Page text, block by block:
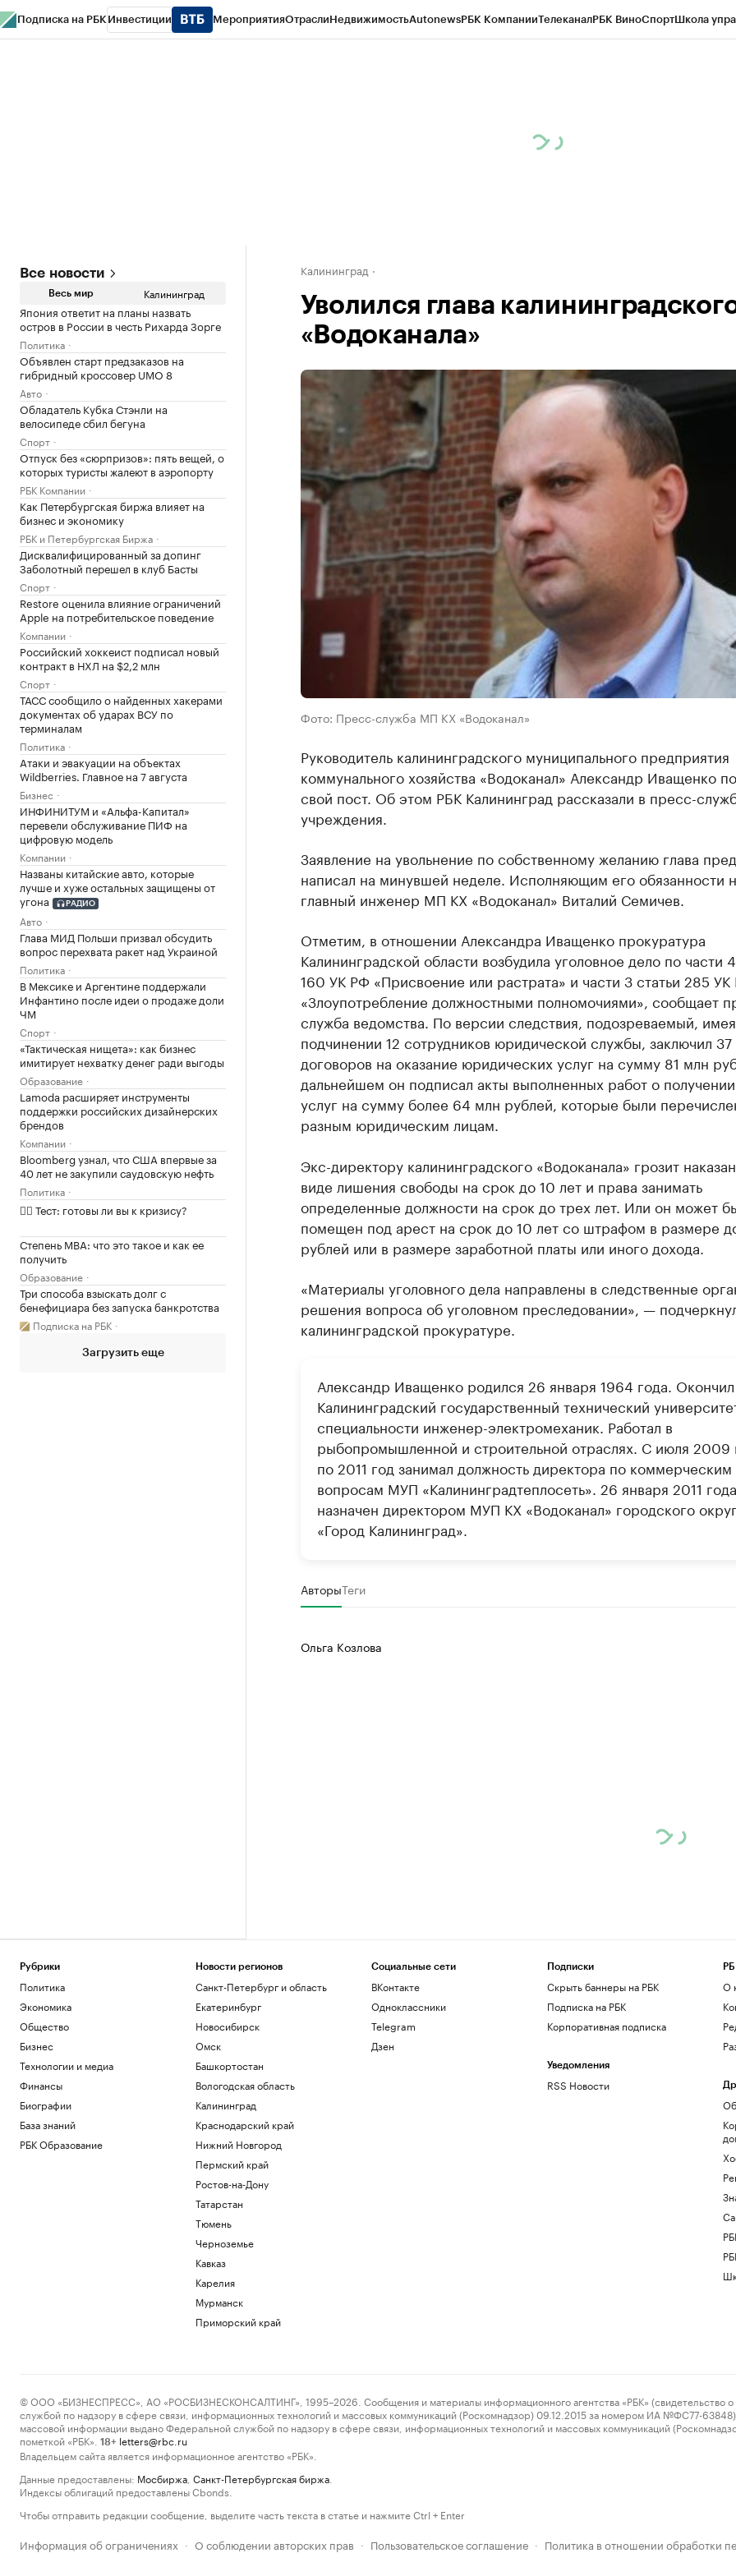
Подписка на РБК Инвестиции МероприятияОтраслиНедвижимостьAutonewsРБК КомпанииТелеканалРБК ВиноСпортШкола
Все новости
Весь мир Калининград
Япония ответит на планы назвать
остров в России в честь Рихарда Зорге
Политика
Объявлен старт предзаказов на
гибридный кроссовер UMO 8
Авто
Обладатель Кубка Стэнли на
велосипеде сбил бегуна
Спорт
Отпуск без «сюрпризов»: пять вещей, о
которых туристы жалеют в аэропорту
РБК Компании
Как Петербургская биржа влияет на
бизнес и экономику
РБК и Петербургская Биржа
Дисквалифицированный за допинг
Заболотный перешел в клуб Басты
Спорт
Restore оценила влияние ограничений
Apple на потребительское поведение
Компании
Российский хоккеист подписал новый
контракт в НХЛ на $2,2 млн
Спорт
ТАСС сообщило о найденных хакерами
документах об ударах ВСУ по
терминалам
Политика
Атаки и эвакуации на объектах
Wildberries. Главное на 7 августа
Бизнес
ИНФИНИТУМ и «Альфа-Капитал»
перевели обслуживание ПИФ на
цифровую модель
Компании
Названы китайские авто, которые
лучше и хуже остальных защищены от
угона
РАДИО
Авто
Глава МИД Польши призвал обсудить
вопрос перехвата ракет над Украиной
Политика
В Мексике и Аргентине поддержали
Инфантино после идеи о продаже доли
ЧМ
Спорт
«Тактическая нищета»: как бизнес
имитирует нехватку денег ради выгоды
Образование
Lamoda расширяет инструменты
поддержки российских дизайнерских
брендов
Компании
Bloomberg узнал, что США впервые за
40 лет не закупили саудовскую нефть
Политика
✍🏻 Тест: готовы ли вы к кризису?
Степень MBA: что это такое и как ее
получить
Образование
Три способа взыскать долг с
бенефициара без запуска банкротства
Подписка на РБК
Загрузить еще
Калининград
Уволился глава
«Водоканала»
Фото: Пресс-служба МП КХ «Водоканал»
Руководитель калининградского муниципального предприятия
коммунального хозяйства «Водоканал» Александр Иващенко
свой пост. Об этом РБК Калининград рассказали в пресс-
учреждения.
Заявление на увольнение по собственному желанию глава
написал на минувшей неделе. Исполняющим его обязанности
главный инженер МП КХ «Водоканал» Виталий Семичев.
Отметим, в отношении Александра Иващенко прокуратура
Калининградской области возбудила уголовное дело по части
160 УК РФ «Присвоение или растрата» и части 3 статьи 285
«Злоупотребление должностными полномочиями», сообщает
служба ведомства. По версии следствия, подозреваемый,
подчинении 12 сотрудников юридической службы, заключил 37
договоров на оказание юридических услуг на сумму 81 млн
дальнейшем он подписал акты выполненных работ о
услуг на сумму более 64 млн рублей, которые были
разным юридическим лицам.
Экс-директору калининградского «Водоканала» грозит
виде лишения свободы на срок до 10 лет и права занимать
определенные должности на срок до трех лет. Или он может
помещен под арест на срок до 10 лет со штрафом в размере
рублей или в размере заработной платы или иного дохода.
«Материалы уголовного дела направлены в следственные
решения вопроса об уголовном преследовании», —
калининградской прокуратуре.
Александр Иващенко родился 26 января 1964 года. Окончил
Калининградский государственный технический
специальности инженер-электромеханик. Работал в
рыбопромышленной и строительной отраслях. С июля 2009
по 2011 год занимал должность директора по коммерческим
вопросам МУП «Калининградтеплосеть». 26 января 2011 года
назначен директором МУП КХ «Водоканал» городского
«Город Калининград».
АвторыТеги
Ольга Козлова
Рубрики
Политика
Экономика
Общество
Бизнес
Технологии и медиа
Финансы
Биографии
База знаний
РБК Образование
Новости регионов
Санкт-Петербург и область
Екатеринбург
Новосибирск
Омск
Башкортостан
Вологодская область
Калининград
Краснодарский край
Нижний Новгород
Пермский край
Ростов-на-Дону
Татарстан
Тюмень
Черноземье
Кавказ
Карелия
Мурманск
Приморский край
Социальные сети
ВКонтакте
Одноклассники
Telegram
Дзен
Подписки
Скрыть баннеры на РБК
Подписка на РБК
Корпоративная подписка
Уведомления
RSS Новости
О
© ООО «БИЗНЕСПРЕСС», АО «РОСБИЗНЕСКОНСАЛТИНГ», 1995–2026. Сообщения и материалы информационного агентства «РБК» (свидетельство о
службой по надзору в сфере связи, информационных технологий и массовых коммуникаций (Роскомнадзор) 09.12.2015 за номером ИА №ФС77-63848)
массовой информации выдано Федеральной службой по надзору в сфере связи, информационных технологий и массовых коммуникаций
пометкой «РБК».
18+ letters@rbc.ru
Владельцем сайта является информационное агентство «РБК».
Данные предоставлены: Мосбиржа Санкт-Петербургская биржа
Индексы облигаций предоставлены Cbonds.
Чтобы отправить редакции сообщение, выделите часть текста в статье и нажмите Ctrl + Enter
Информация об ограничениях · О соблюдении авторских прав · Пользовательское соглашение · Политика в отношении обработки